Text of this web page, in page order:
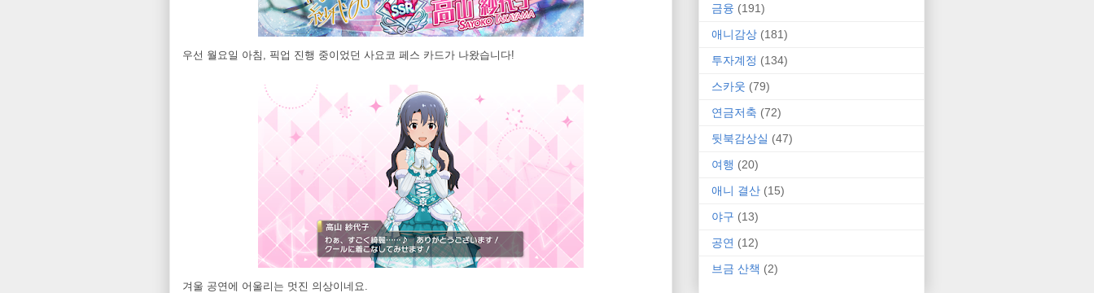
우선 월요일 아침, 픽업 진행 중이었던 사요코 페스 카드가 나왔습니다!
겨울 공연에 어울리는 멋진 의상이네요.
금융 (191)
애니감상 (181)
투자계정 (134)
스카웃 (79)
연금저축 (72)
뒷북감상실 (47)
여행 (20)
애니 결산 (15)
야구 (13)
공연 (12)
브금 산책 (2)